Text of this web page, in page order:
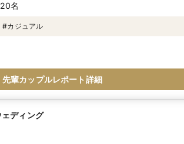
20名
#カジュアル
先輩カップルレポート詳細
ディング